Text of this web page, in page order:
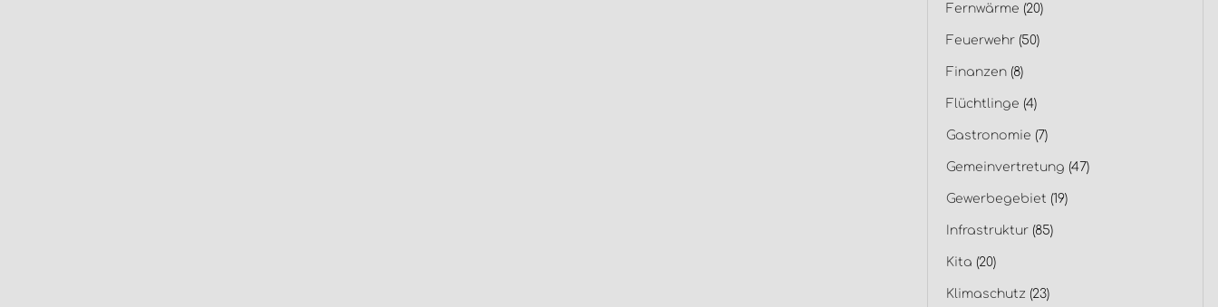
Fernwärme (20)
Feuerwehr(50)
Finanzen(8)
Flüchtlinge (4)
Gastronomie (7)
Gemeinvertretung (47)
Gewerbegebiet (19)
Infrastruktur(85)
Kita (20)
Klimaschutz (23)